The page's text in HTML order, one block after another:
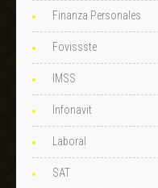
Finanza Personales
Fovissste
IMSS
Infonavit
Laboral
SAT